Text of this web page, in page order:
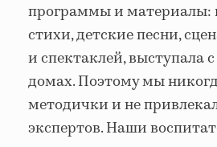
программы и материалы:
стихи, детские песни,
и спектаклей, выступала
домах. Поэтому мы
методички и не
экспертов. Наши